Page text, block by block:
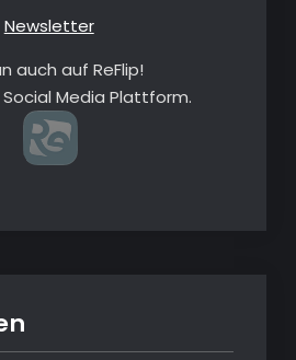
Newsletter
auch auf ReFlip!
Media Plattform.